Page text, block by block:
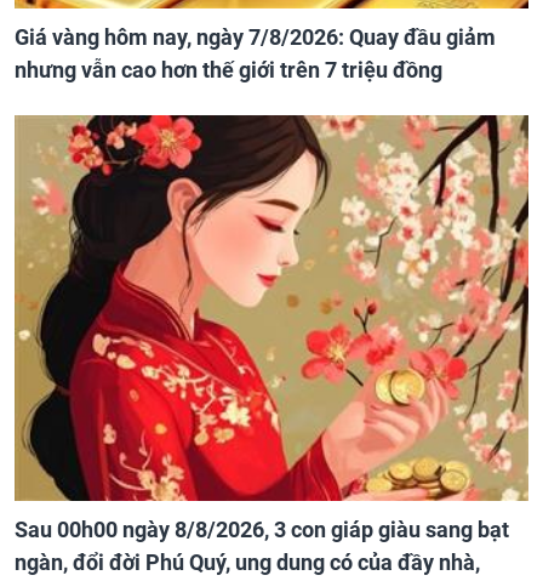
Giá vàng hôm nay, ngày 7/8/2026: Quay đầu giảm
nhưng vẫn cao hơn thế giới trên 7 triệu đồng
Sau 00h00 ngày 8/8/2026, 3 con giáp giàu sang bạt
ngàn, đổi đời Phú Quý, ung dung có của đầy nhà,